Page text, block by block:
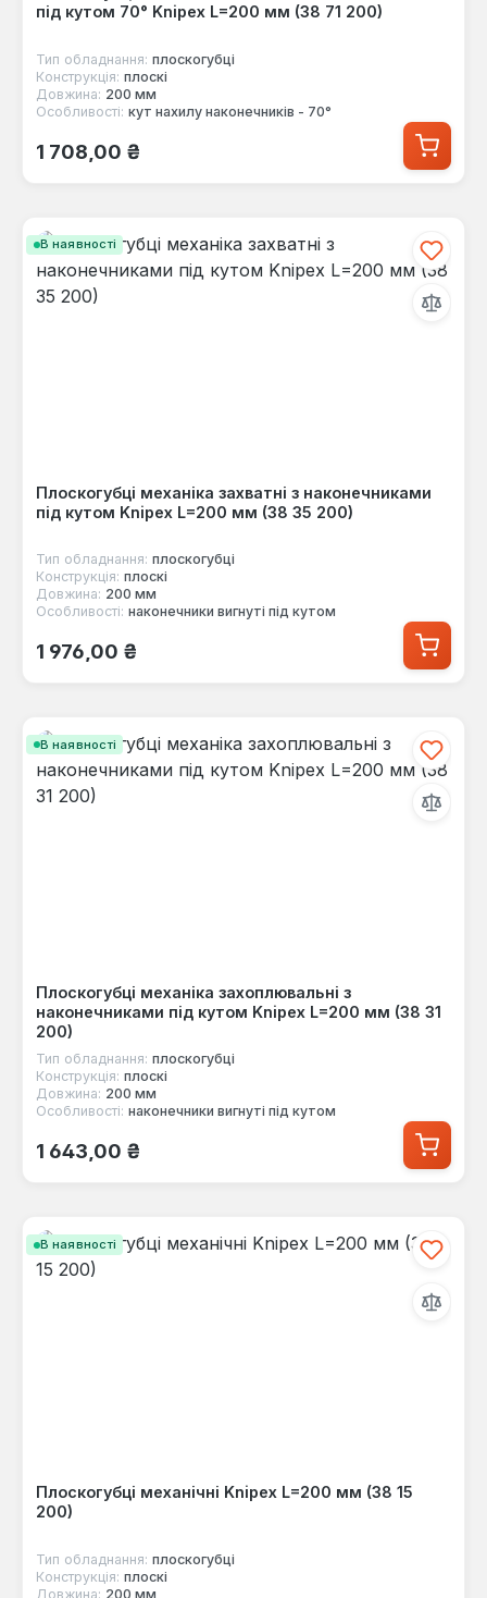
під кутом 70° Knipex L=200 мм (38 71 200)
Тип обладнання: плоскогубці
Конструкція: плоскі
Довжина: 200 мм
Особливості: кут нахилу наконечників - 70°
Звичайна ціна:
1 708,00 ₴
В наявності
Плоскогубці механіка захватні з наконечниками
під кутом Knipex L=200 мм (38 35 200)
Тип обладнання: плоскогубці
Конструкція: плоскі
Довжина: 200 мм
Особливості: наконечники вигнуті під кутом
Звичайна ціна:
1 976,00 ₴
В наявності
Плоскогубці механіка захоплювальні з
наконечниками під кутом Knipex L=200 мм (38 31
200)
Тип обладнання: плоскогубці
Конструкція: плоскі
Довжина: 200 мм
Особливості: наконечники вигнуті під кутом
Звичайна ціна:
1 643,00 ₴
В наявності
Плоскогубці механічні Knipex L=200 мм (38 15
200)
Тип обладнання: плоскогубці
Конструкція: плоскі
Довжина: 200 мм